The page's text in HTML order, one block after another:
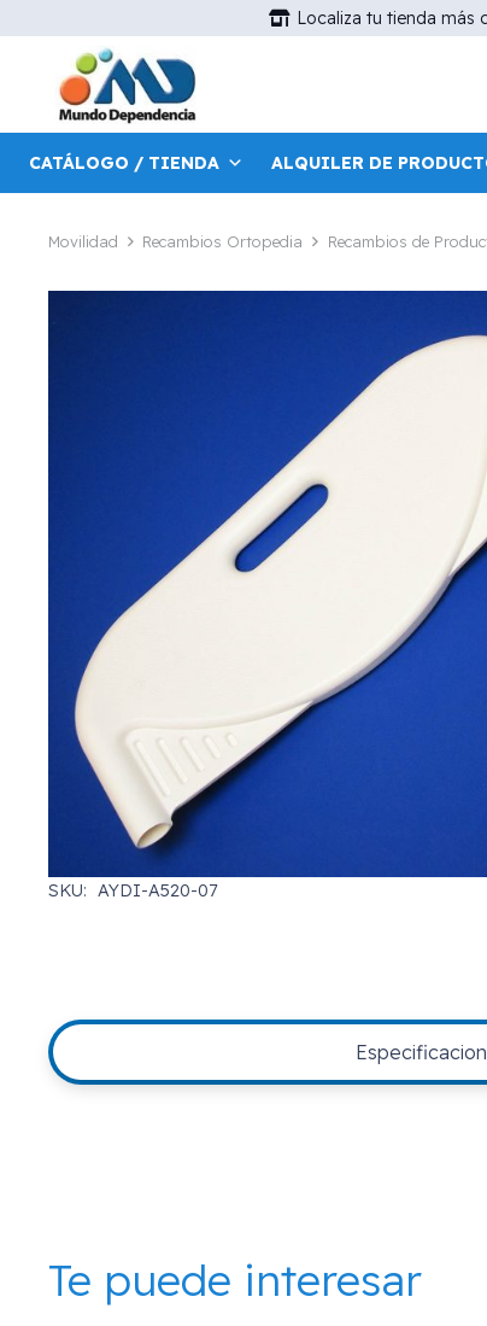
Localiza tu tienda más
CATÁLOGO / TIENDA ALQUILER DE
Movilidad Recambios Ortopedia Recambios de
SKU: AYDI-A520-07
Te puede interesar